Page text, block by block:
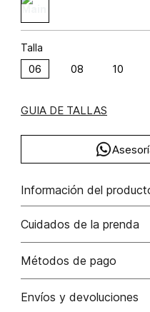
Talla
06 08 10
GUIA DE TALLAS
Información del
Chaleco corto poliamida
poliéster 1% 52.00%
rayón/rayon3.00% elastano/
Cuidados de la prenda
Lavado profesional en
No lavar
Métodos de pago
Tarjetas de crédito: Visa,
Envíos y devoluciones